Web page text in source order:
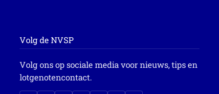
Volg de NVSP
Volg ons op sociale media voor nieuws, tips en
lotgenotencontact.